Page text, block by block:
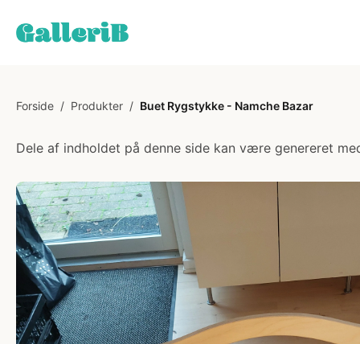
Forside / Produkter / Buet Rygstykke - Namche Bazar
Dele af indholdet på denne side kan være genereret